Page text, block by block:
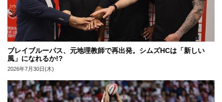
ブレイブルーパス、元地理教師で再出発。シムズHCは「新しい
風」になれるか!?
2026年7月30日(木)